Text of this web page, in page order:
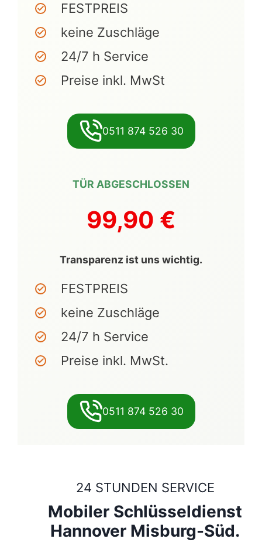
FESTPREIS
keine Zuschläge
24/7 h Service
Preise inkl. MwSt
0511 874 526 30
TÜR ABGESCHLOSSEN
99,90 €
Transparenz ist uns wichtig.
FESTPREIS
keine Zuschläge
24/7 h Service
Preise inkl. MwSt.
0511 874 526 30
24 STUNDEN SERVICE
Mobiler Schlüsseldienst
Hannover Misburg-Süd.